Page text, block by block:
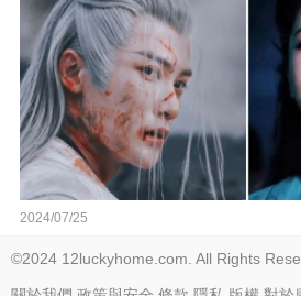
2024/07/25
©2024 12luckyhome.com. All Rights